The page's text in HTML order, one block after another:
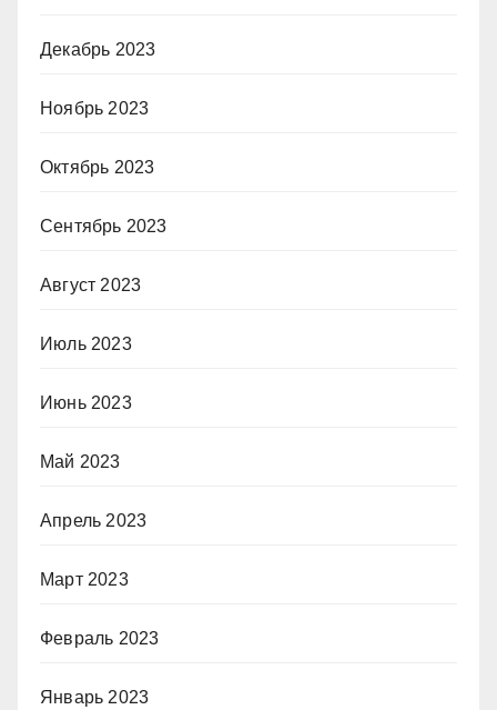
Декабрь 2023
Ноябрь 2023
Октябрь 2023
Сентябрь 2023
Август 2023
Июль 2023
Июнь 2023
Май 2023
Апрель 2023
Март 2023
Февраль 2023
Январь 2023